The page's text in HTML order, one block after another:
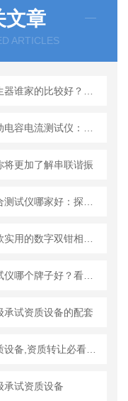
文章
ARTICLES
将更加了解串联谐振
承试资质设备的配套
承试资质设备